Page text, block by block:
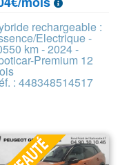
rechargeable :
Electrique -
km - 2024 -
Premium 12
: 448348514517